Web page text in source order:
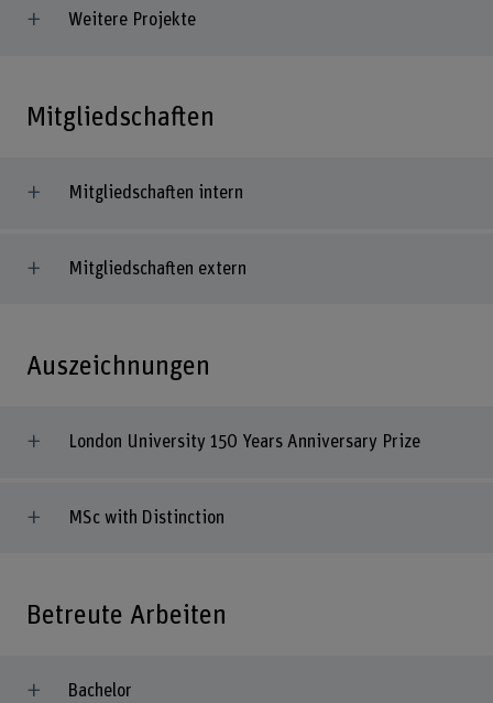
Weitere Projekte
Mitgliedschaften
Mitgliedschaften intern
Mitgliedschaften extern
Auszeichnungen
London University 150 Years Anniversary Prize
MSc with Distinction
Betreute Arbeiten
Bachelor